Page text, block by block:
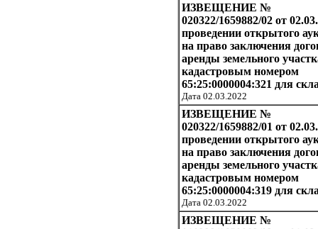
ИЗВЕЩЕНИЕ №
020322/1659882/02 от
проведении открытого
на право заключения
аренды земельного
кадастровым номером
65:25:0000004:321 для
Дата 02.03.2022
ИЗВЕЩЕНИЕ №
020322/1659882/01 от
проведении открытого
на право заключения
аренды земельного
кадастровым номером
65:25:0000004:319 для
Дата 02.03.2022
ИЗВЕЩЕНИЕ №